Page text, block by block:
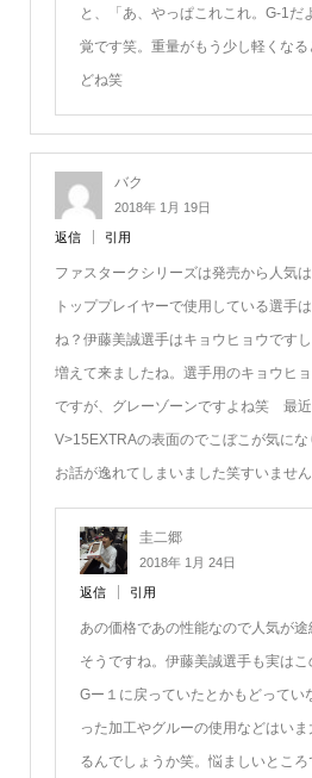
と、「あ、やっぱこれこれ。G-1だ
覚です笑。重量がもう少し軽くな
どね笑
バク
2018年 1月 19日
返信 引用
ファスタークシリーズは発売から人気
トッププレイヤーで使用している選手
ね？伊藤美誠選手はキョウヒョウです
増えて来ましたね。選手用のキョウヒ
ですが、グレーゾーンですよね笑 最
V>15EXTRAの表面のでこぼこが気にな
お話が逸れてしまいました笑すいません
圭二郷
2018年 1月 24日
返信 引用
あの価格であの性能なので人気が
そうですね。伊藤美誠選手も実は
Gー１に戻っていたとかもどって
った加工やグルーの使用などはい
るんでしょうか笑。悩ましいところ